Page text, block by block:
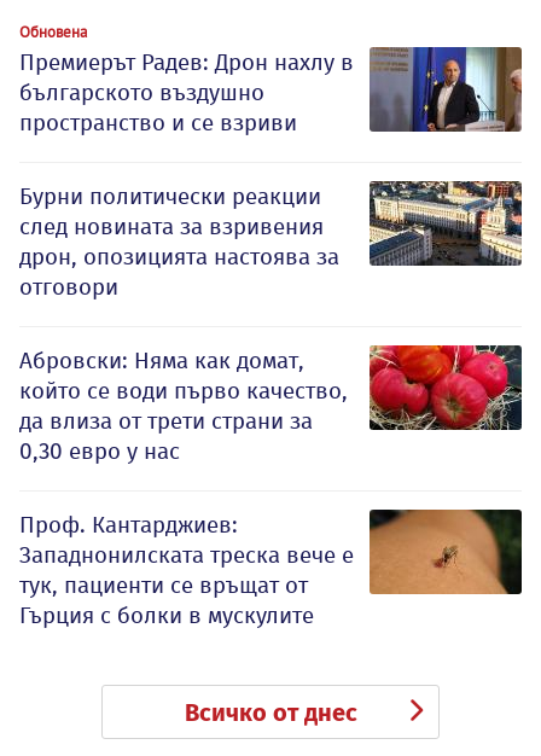
Обновена
Премиерът Радев: Дрон нахлу в
българското въздушно
пространство и се взриви
Бурни политически реакции
след новината за взривения
дрон, опозицията настоява за
отговори
Абровски: Няма как домат,
който се води първо качество,
да влиза от трети страни за
0,30 евро у нас
Проф. Кантарджиев:
Западнонилската треска вече е
тук, пациенти се връщат от
Гърция с болки в мускулите
Всичко от днес